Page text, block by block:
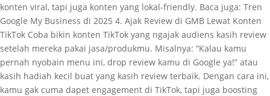
konten viral, tapi juga konten yang lokal-friendly. Baca juga: Tren
Google My Business di 2025 4. Ajak Review di GMB Lewat Konten
TikTok Coba bikin konten TikTok yang ngajak audiens kasih review
setelah mereka pakai jasa/produkmu. Misalnya: “Kalau kamu
pernah nyobain menu ini, drop review kamu di Google ya!” atau
kasih hadiah kecil buat yang kasih review terbaik. Dengan cara ini,
kamu gak cuma dapet engagement di TikTok, tapi juga boosting